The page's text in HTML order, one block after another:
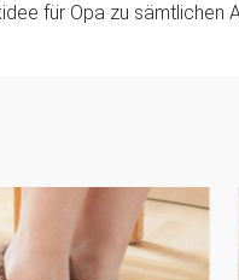
für Opa zu sämtlichen